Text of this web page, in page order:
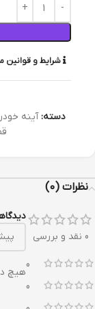
شرایط و قوانین
دسته: آینه
نظرات (0)
0 نقد و بررسی
0
0
هیچ